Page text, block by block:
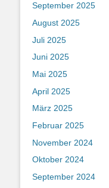
September 2025
August 2025
Juli 2025
Juni 2025
Mai 2025
April 2025
März 2025
Februar 2025
November 2024
Oktober 2024
September 2024